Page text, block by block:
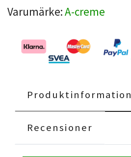
Varumärke:A-creme
Produktinformation
Recensioner